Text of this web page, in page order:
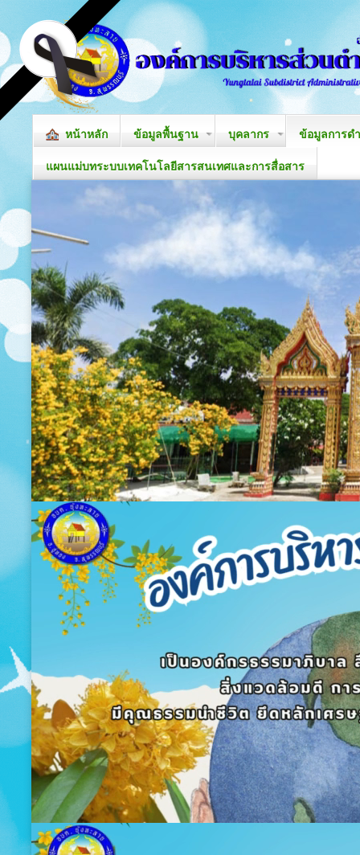
หน้าหลัก ข้อมูลพื้นฐาน บุคลากร ข้อมูลการด
แผนแม่บทระบบเทคโนโลยีสารสนเทศและการสื่อสาร